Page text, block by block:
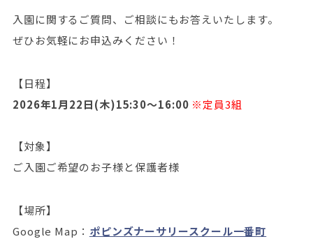
入園に関するご質問、ご相談にもお答えいたします。
ぜひお気軽にお申込みください！
【日程】
2026年1月22日(木)15:30～16:00 ※定員3組
【対象】
ご入園ご希望のお子様と保護者様
【場所】
Google Map： ポピンズナーサリースクール一番町